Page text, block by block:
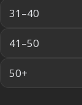
31–40
41–50
50+